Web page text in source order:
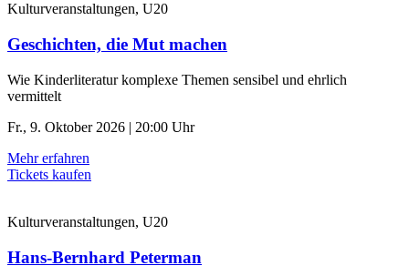
Kulturveranstaltungen, U20
Geschichten, die Mut machen
Wie Kinderliteratur komplexe Themen sensibel und ehrlich
vermittelt
Fr., 9. Oktober 2026 | 20:00 Uhr
Mehr erfahren
Tickets kaufen
Kulturveranstaltungen, U20
Hans-Bernhard Peterman